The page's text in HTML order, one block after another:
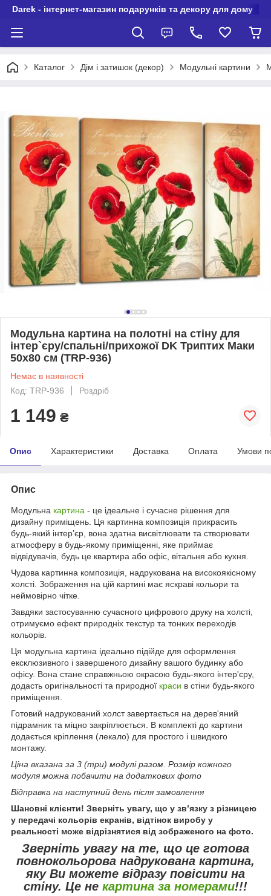
Darek - інтернет-магазин подарунків та декору для дому
Каталог Дім і затишок (декор) Модульні картини
Модульна картина на полотні на стіну для
інтер`єру/спальні/прихожої DK Триптих Маки
50x80 см (TRP-936)
Немає в наявності
Код: TRP-936
Роздріб
1 149 ₴
Опис Характеристики Доставка Оплата Умови
Опис
Модульна картина - це ідеальне і сучасне рішення для
дизайну приміщень. Ця картинна композиція прикрасить
будь-який інтер’єр, вона здатна висвітлювати та створювати
атмосферу в будь-якому приміщенні, яке приймає
відвідувачів, будь це квартира або офіс, вітальня або кухня.
Чудова картинна композиція, надрукована на високоякісному
холсті. Зображення на цій картині має яскраві кольори та
неймовірно чітке.
Завдяки застосуванню сучасного цифрового друку на холсті,
отримуємо ефект природніх текстур та тонких переходів
кольорів.
Ця модульна картина ідеально підійде для оформлення
ексклюзивного і завершеного дизайну вашого будинку або
офісу. Вона стане справжньою окрасою будь-якого інтер'єру,
додасть оригінальності та природної краси в стіни будь-якого
приміщення.
Готовий надрукований холст завертається на дерев'яний
підрамник та міцно закріплюється. В комплекті до картини
додається кріплення (лекало) для простого і швидкого
монтажу.
Ціна вказана за 3 (три) модулі разом. Розмір кожного
модуля можна побачити на додаткових фото
Відправка на наступний день після замовлення
Шановні клієнти! Зверніть увагу, що у зв’язку з різницею
у передачі кольорів екранів, відтінок виробу у
реальності може відрізнятися від зображеного на фото.
Зверніть увагуна те, що це готова
повнокольорова надрукована картина,
яку Ви можете відразу повісити на
стіну. Це не картина за номерами!!!